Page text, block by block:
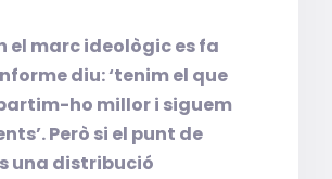
el marc ideològic es fa
diu: ‘tenim el que
ho millor i siguem
Però si el punt de
una distribució